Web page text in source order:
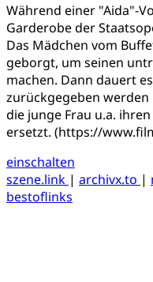
Während einer "Aida"-
Garderobe der
Das Mädchen vom
geborgt, um seinen
machen. Dann dauert
zurückgegeben
die junge Frau u.a.
ersetzt. (https://
einschalten
szene.link | archivx.to |
bestoflinks